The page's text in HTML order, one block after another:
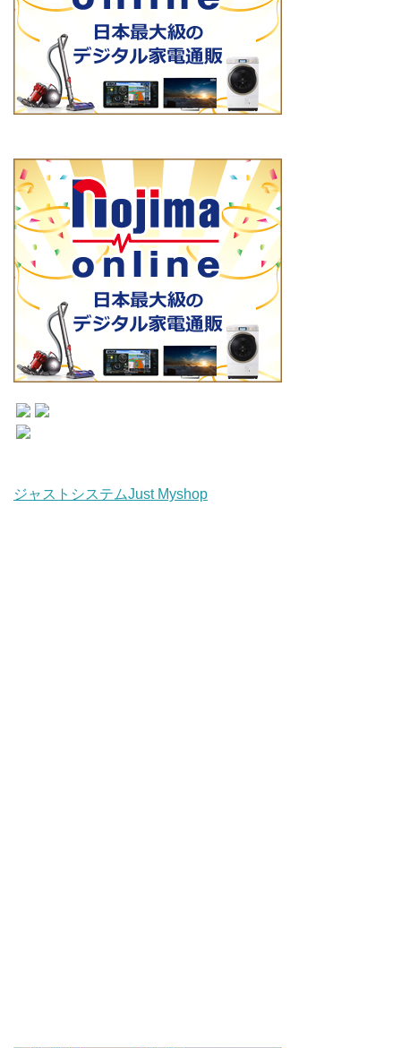
ジャストシステムJust Myshop